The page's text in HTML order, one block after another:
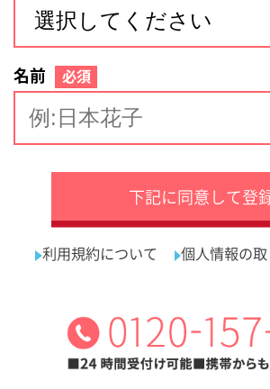
プライバシーポリシー 運営会社
採用ご担当者様へ
ライフワンズ株式会社 ( 厚生労働大臣許可 )13- ユ -303765
Copyright©LifeOnes Ltd. All Rights Reserved